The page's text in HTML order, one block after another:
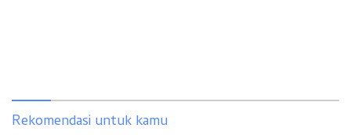
Rekomendasi untuk kamu